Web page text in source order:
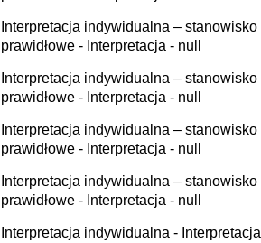
Interpretacja indywidualna – stanowisko
prawidłowe - Interpretacja - null
Interpretacja indywidualna – stanowisko
prawidłowe - Interpretacja - null
Interpretacja indywidualna – stanowisko
prawidłowe - Interpretacja - null
Interpretacja indywidualna – stanowisko
prawidłowe - Interpretacja - null
Interpretacja indywidualna - Interpretacja